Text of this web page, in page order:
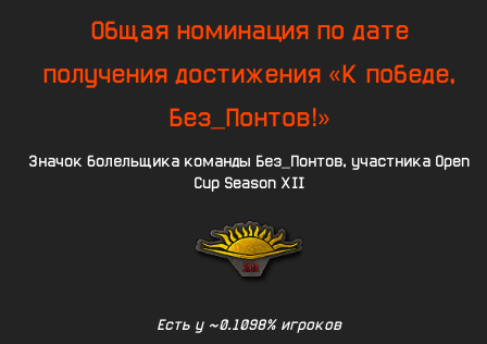
Общая номинация по дате
получения достижения «К победе,
Без_Понтов!»
Значок болельщика команды Без_Понтов, участника Open
Cup Season XII
Есть у ~0.1098% игроков